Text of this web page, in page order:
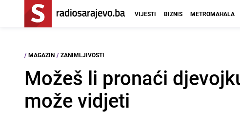
VIJESTI BIZNIS METROMAHALA
/ MAGAZIN / ZANIMLJIVOSTI
Možeš li pronaći
može vidjeti